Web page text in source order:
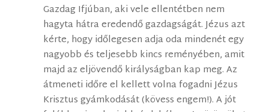
Gazdag Ifjúban, aki vele ellentétben nem
hagyta hátra eredendő gazdagságát. Jézus azt
kérte, hogy időlegesen adja oda mindenét egy
nagyobb és teljesebb kincs reményében, amit
majd az eljövendő királyságban kap meg. Az
átmeneti időre el kellett volna fogadni Jézus
Krisztus gyámkodását (kövess engem!). A jót